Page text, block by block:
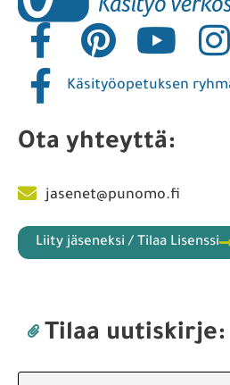
Käsityöopetuksen
Ota yhteyttä:
jasenet@punomo.fi
Liity jäseneksi / Tilaa Lisenssi
Tilaa uutiskirje: